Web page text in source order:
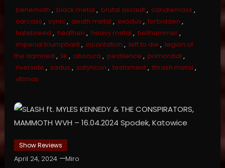
behemoth , black metal , brutal assault, candlemass ,
carcass , cynic, death metal , exodus , forbidden ,
hatebreed , heathen , heavy metal , hellhammer,
imperial triumphant, incantation , left to die , legion of
the damned , lik , obscura , pestilence , primordial ,
riverside , sadus , satyricon , testament, thrash metal ,
vltimas
Show Reviews
April 24, 2024 Miro